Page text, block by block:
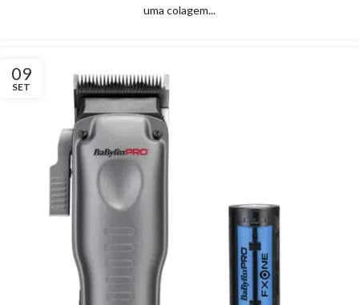
uma colagem...
09
SET